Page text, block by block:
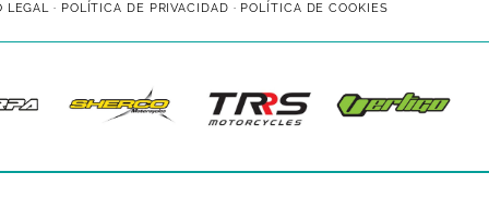
LEGAL · POLÍTICA DE PRIVACIDAD · POLÍTICA DE COOKIES